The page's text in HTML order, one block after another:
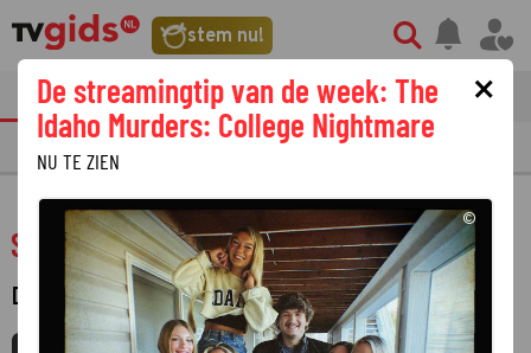
stem nu!
tvgids streaming nieuws
PRIMETIME GEMIST
Stray Kids: The dominATE Experience
DOCUMENTAIRE
×
De streamingtip van de week: The
Idaho Murders: College Nightmare
NU TE ZIEN
©